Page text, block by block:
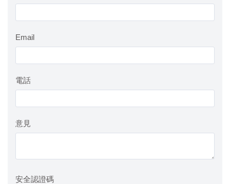
Email
電話
意見
安全認證碼